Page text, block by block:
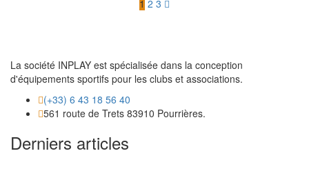
1 2 3
La société INPLAY est spécialisée dans la conception
d'équipements sportifs pour les clubs et associations.
(+33) 6 43 18 56 40
561 route de Trets 83910 Pourrières.
Derniers articles